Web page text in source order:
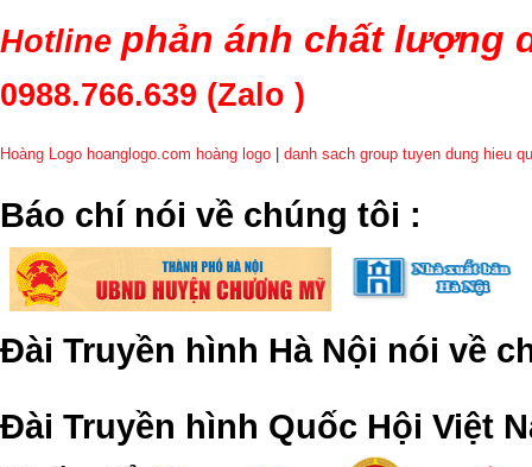
Hotline phản ánh chất lượng
0988.766.639 (Zalo )
Hoàng Logo hoanglogo.com hoàng logo danh sach group tuyen dung hieu
​Báo chí nói về chúng tôi :
Đài Truyền hình Hà Nội nói về
Đài Truyền hình Quốc Hội Việt